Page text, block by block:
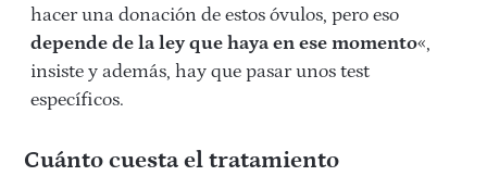
hacer una donación de estos óvulos, pero eso
depende de la ley que haya en ese momento«,
insiste y además, hay que pasar unos test
específicos.
Cuánto cuesta el tratamiento